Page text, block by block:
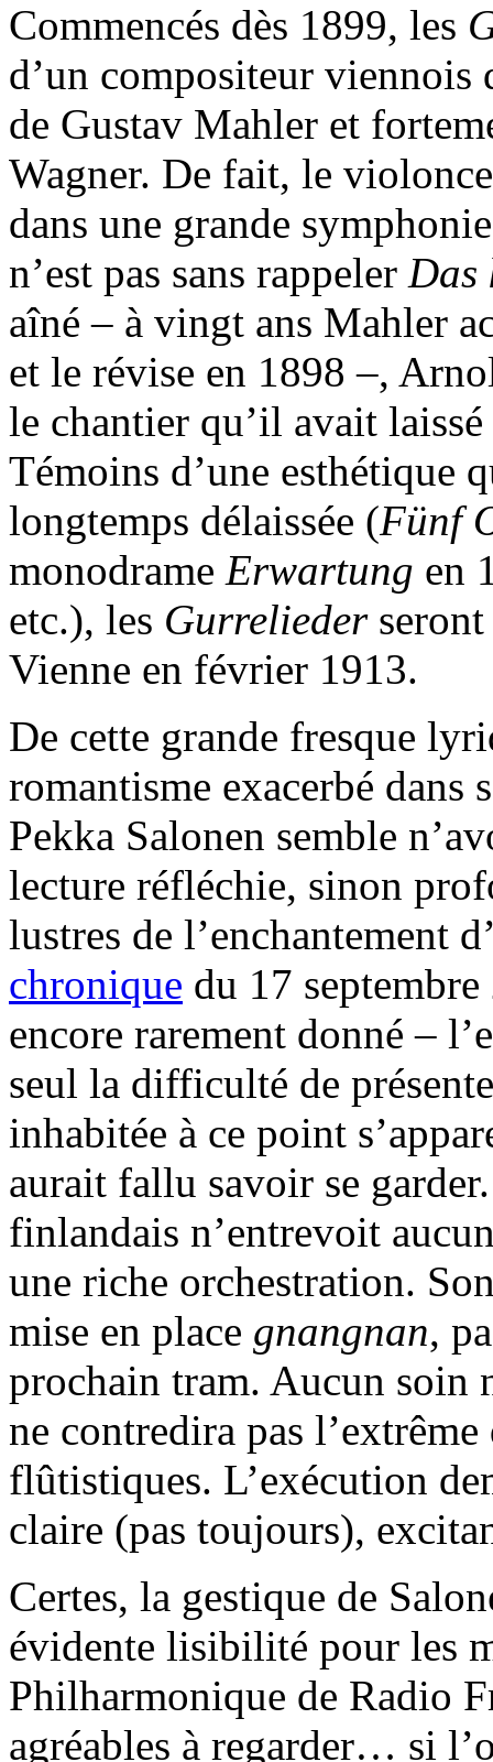
Commencés dès 1899, les
d’un compositeur
de Gustav Mahler et
Wagner. De fait, le
dans une grande
n’est pas sans rappeler Das
aîné – à vingt ans Mahler
et le révise en 1898 –,
le chantier qu’il avait
Témoins d’une esthétique
longtemps délaissée (Fünf
monodrame Erwartung en
etc.), les Gurrelieder
Vienne en février 1913.
De cette grande fresque
romantisme exacerbé dans
Pekka Salonen semble
lecture réfléchie, sinon
lustres de l’enchantement
chronique du 17
encore rarement donné –
seul la difficulté de
inhabitée à ce point
aurait fallu savoir se
finlandais n’entrevoit
une riche orchestration.
mise en place gnangnan,
prochain tram. Aucun soin
ne contredira pas
flûtistiques. L’exécution
claire (pas toujours),
Certes, la gestique de
évidente lisibilité pour les
Philharmonique de Radio
agréables à regarder… si